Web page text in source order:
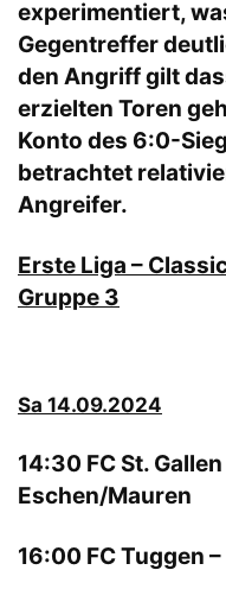
experimentiert,
Gegentreffer
den Angriff gilt
erzielten Toren
Konto des 6:0-
betrachtet
Angreifer.
Erste Liga –
Gruppe 3
Sa 14.09.2024
14:30 FC St.
Eschen/Mauren
16:00 FC Tuggen